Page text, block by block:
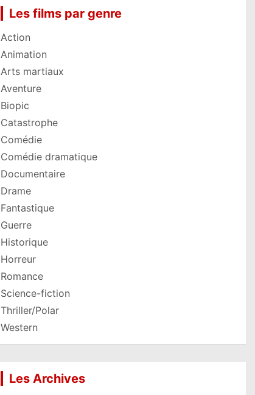
Les films par genre
Action
Animation
Arts martiaux
Aventure
Biopic
Catastrophe
Comédie
Comédie dramatique
Documentaire
Drame
Fantastique
Guerre
Historique
Horreur
Romance
Science-fiction
Thriller/Polar
Western
Les Archives